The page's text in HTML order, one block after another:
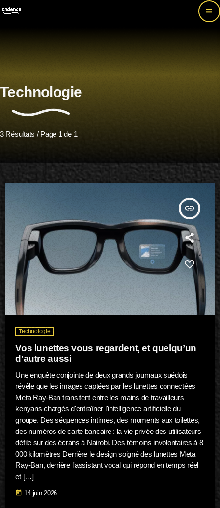
menu
Technologie
3 Résultats / Page 1 de 1
insert_link
Technologie
Vos lunettes vous regardent, et quelqu’un
d’autre aussi
Une enquête conjointe de deux grands journaux suédois
révèle que les images captées par les lunettes connectées
Meta Ray-Ban transitent entre les mains de travailleurs
kenyans chargés d'entraîner l'intelligence artificielle du
groupe. Des séquences intimes, des moments aux toilettes,
des numéros de carte bancaire : la vie privée des utilisateurs
défile sur des écrans à Nairobi. Des témoins involontaires à 8
000 kilomètres Derrière le design soigné des lunettes Meta
Ray-Ban, derrière l'assistant vocal qui répond en temps réel
et […]
today 14 juin 2026